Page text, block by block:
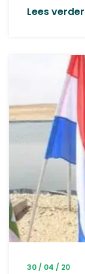
Lees verder
30 / 04 / 20